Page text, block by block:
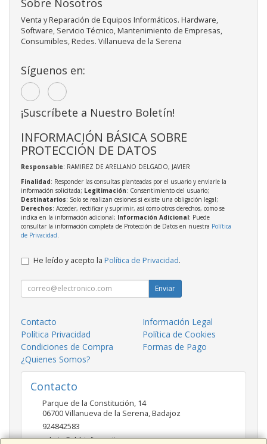
Venta y Reparación de Equipos Informáticos. Hardware,
Software, Servicio Técnico, Mantenimiento de Empresas,
Consumibles, Redes. Villanueva de la Serena
Síguenos en:
¡Suscríbete a Nuestro Boletín!
INFORMACIÓN BÁSICA SOBRE
PROTECCIÓN DE DATOS
Responsable: RAMIREZ DE ARELLANO DELGADO, JAVIER
Finalidad: Responder las consultas planteadas por el usuario y enviarle la
información solicitada; Legitimación: Consentimiento del usuario;
Destinatarios: Solo se realizan cesiones si existe una obligación legal;
Derechos: Acceder, rectificar y suprimir, así como otros derechos, como se
indica en la información adicional; Información Adicional: Puede
consultar la información completa de Protección de Datos en nuestra Política
de Privacidad
He leído y acepto la Política de Privacidad.
Enviar
Contacto
Información Legal
Política Privacidad
Política de Cookies
Condiciones de Compra
Formas de Pago
¿Quienes Somos?
Contacto
Parque de la Constitución, 14
06700Villanueva de la Serena,Badajoz
924842583
admin@ddrinformatica.com